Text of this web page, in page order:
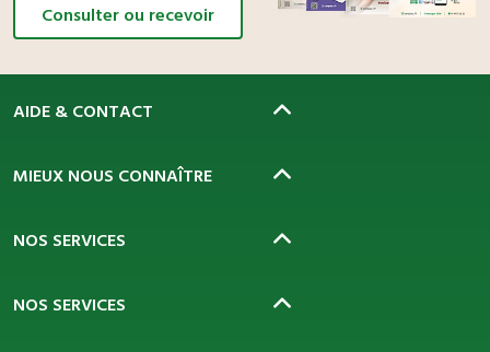
Consulter ou recevoir
AIDE & CONTACT
MIEUX NOUS CONNAÎTRE
NOS SERVICES
NOS SERVICES